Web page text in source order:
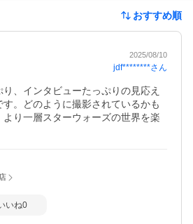
おすすめ順
2025/08/10
jdf********さん
、インタビューたっぷりの見応え
。どのように撮影されているかも
り一層スターウォーズの世界を楽
いね0